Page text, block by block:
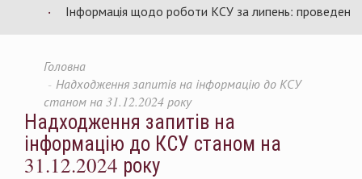
Інформація щодо роботи КСУ за липень: проведено 94
Головна
Надходження запитів на інформацію до КСУ
станом на 31.12.2024 року
Надходження запитів на
інформацію до КСУ станом на
31.12.2024 року